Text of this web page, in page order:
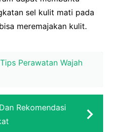
sel kulit mati pada
meremajakan kulit.
Perawatan Wajah
Rekomendasi